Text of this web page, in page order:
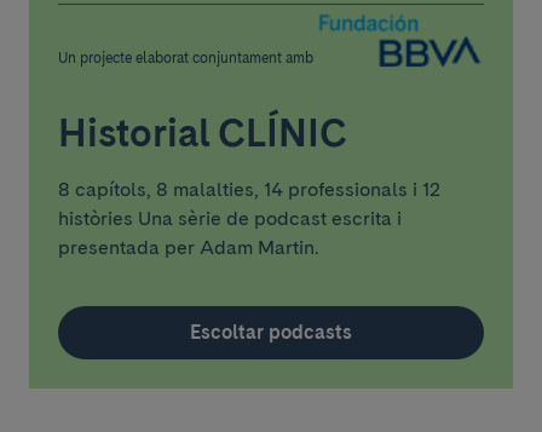
Un projecte elaborat conjuntament amb
Historial CLÍNIC
8 capítols, 8 malalties, 14 professionals i 12
històries Una sèrie de podcast escrita i
presentada per Adam Martin.
Escoltar podcasts